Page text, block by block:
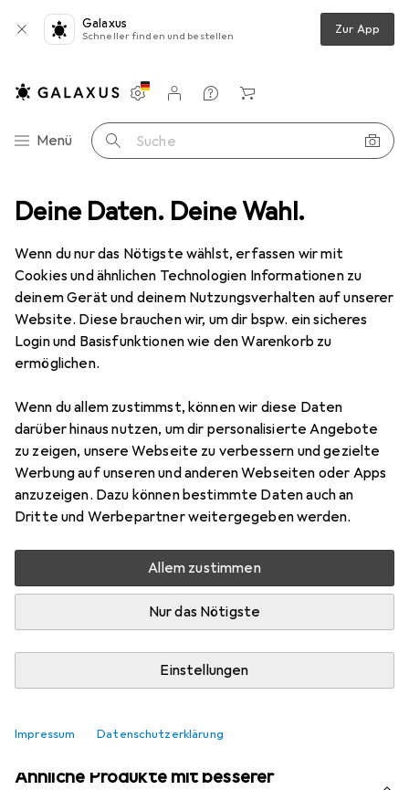
Deine Daten. Deine Wahl.
Wenn du nur das Nötigste wählst, erfassen wir mit
Cookies und ähnlichen Technologien Informationen zu
deinem Gerät und deinem Nutzungsverhalten auf unserer
Website. Diese brauchen wir, um dir bspw. ein sicheres
Login und Basisfunktionen wie den Warenkorb zu
ermöglichen.
Wenn du allem zustimmst, können wir diese Daten
darüber hinaus nutzen, um dir personalisierte Angebote
zu zeigen, unsere Webseite zu verbessern und gezielte
Werbung auf unseren und anderen Webseiten oder Apps
anzuzeigen. Dazu können bestimmte Daten auch an
Dritte und Werbepartner weitergegeben werden.
Allem zustimmen
Nur das Nötigste
Einstellungen
Impressum Datenschutzerklärung
Galaxus
Schneller finden und bestellen Zur App
Navigation nach Kategorien
Menü Suche
Einstellungen
Kundenkonto
Vergleichslisten
Merklisten
Warenkorb
Gesichtscreme Sisley Sisleya Integral Anti-Age Cream Extra Rich
15 Bilder
SisleySisleya Integral Anti-Age Cream
Extra Rich
50 ml, Tagescreme
5
Bewertungen Marke
Mehr von Sisley
Aktuell nicht lieferbar
Vergleichen
Kostenloser Versand ab 30,– i
Ähnliche Produkte mit besserer